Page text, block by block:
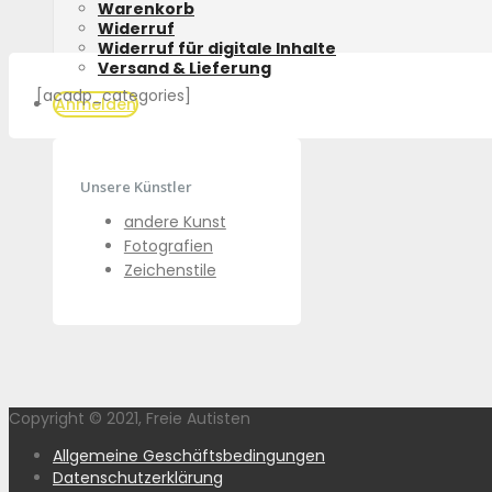
Warenkorb
Widerruf
Widerruf für digitale Inhalte
Versand & Lieferung
Anmelden
[acadp_categories]
Unsere Künstler
andere Kunst
Fotografien
Zeichenstile
Copyright © 2021, Freie Autisten
Allgemeine Geschäftsbedingungen
Datenschutzerklärung